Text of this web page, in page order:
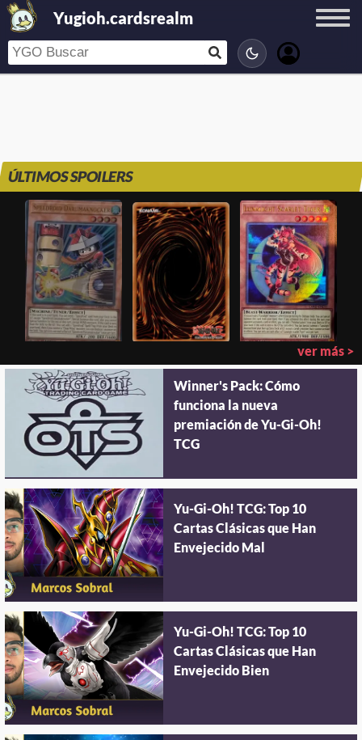
Yugioh.cardsrealm
ÚLTIMOS SPOILERS
ver más >
Winner's Pack: Cómo
funciona la nueva
premiación de Yu-Gi-Oh!
TCG
Yu-Gi-Oh! TCG: Top 10
Cartas Clásicas que Han
Envejecido Mal
Yu-Gi-Oh! TCG: Top 10
Cartas Clásicas que Han
Envejecido Bien